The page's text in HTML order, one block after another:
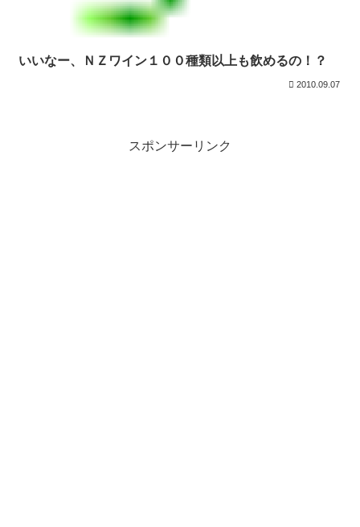
いいなー、ＮＺワイン１００種類以上も飲めるの！？
2010.09.07
スポンサーリンク